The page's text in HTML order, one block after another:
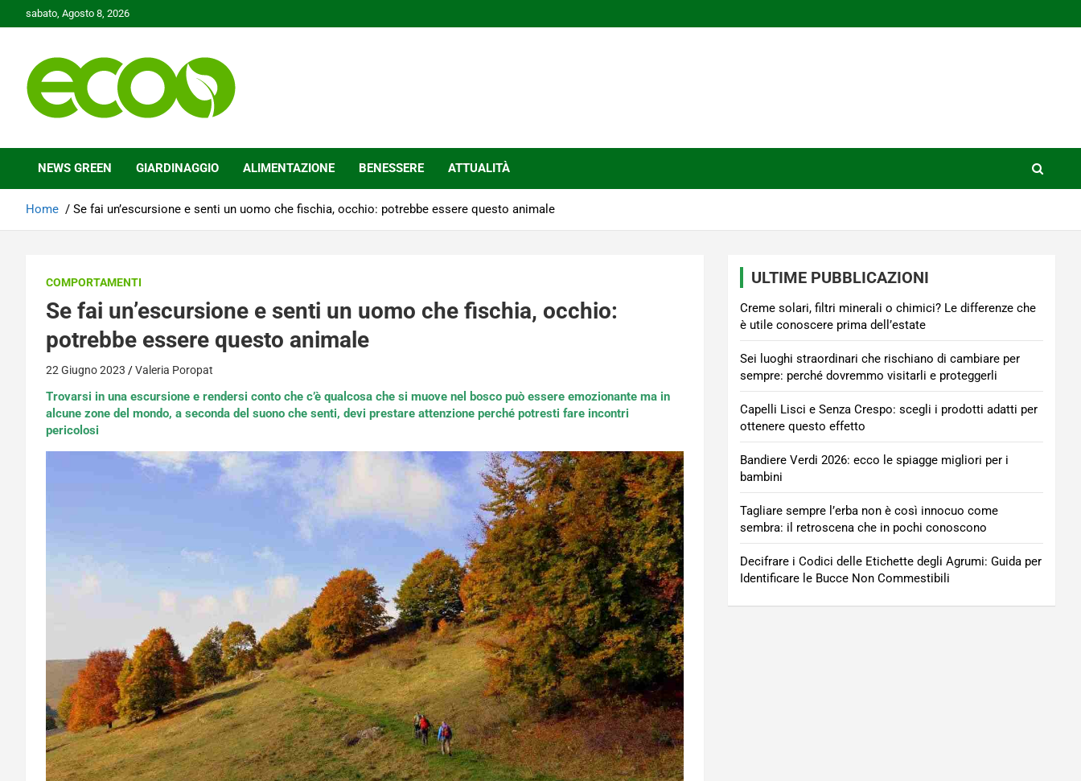
to
sabato, Agosto 8, 2026
Ecoo.it
NEWS GREEN GIARDINAGGIO ALIMENTAZIONE BENESSERE ATTUALITÀ
Home Se fai un’escursione e senti un uomo che fischia, occhio: potrebbe essere questo animale
COMPORTAMENTI
Se fai un’escursione e senti un uomo che fischia, occhio:
potrebbe essere questo animale
22 Giugno 2023 Valeria Poropat
Trovarsi in una escursione e rendersi conto che c’è qualcosa che si muove nel bosco può essere emozionante ma in
alcune zone del mondo, a seconda del suono che senti, devi prestare attenzione perché potresti fare incontri
pericolosi
ULTIME PUBBLICAZIONI
Creme solari, filtri minerali o chimici? Le differenze che
è utile conoscere prima dell’estate
Sei luoghi straordinari che rischiano di cambiare per
sempre: perché dovremmo visitarli e proteggerli
Capelli Lisci e Senza Crespo: scegli i prodotti adatti per
ottenere questo effetto
Bandiere Verdi 2026: ecco le spiagge migliori per i
bambini
Tagliare sempre l’erba non è così innocuo come
sembra: il retroscena che in pochi conoscono
Decifrare i Codici delle Etichette degli Agrumi: Guida per
Identificare le Bucce Non Commestibili